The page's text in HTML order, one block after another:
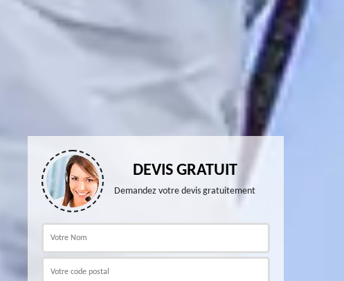
DEVIS GRATUIT
Demandez votre devis gratuitement